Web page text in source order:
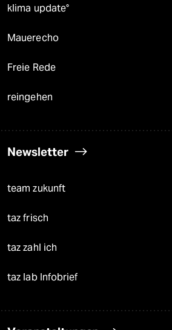
klima update°
Mauerecho
Freie Rede
reingehen
Newsletter
team zukunft
taz frisch
taz zahl ich
taz lab Infobrief